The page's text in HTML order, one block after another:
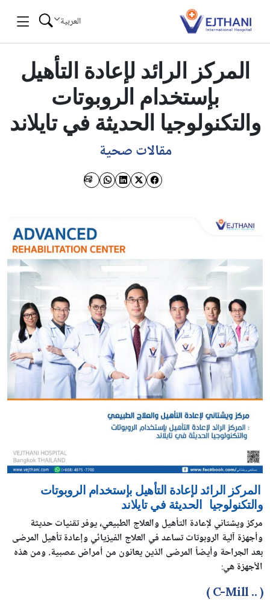
العربية
المركز الرائد لإعادة التأهيل
بإستخدام الروبوتات
والتكنولوجيا الحديثة في تايلاند
مقالات صحية
المركز الرائد لإعادة التأهيل بإستخدام الروبوتات
والتكنولوجيا الحديثة في تايلاند
مركز ويشتاني لإعادة التأهيل والعلاج الطبيعي، يوفر تقنيات حديثة
وأجهزة آلية الروبوتات تساعد في العلاج الفيزيائي وإعادة تأهيل المرضى
بعد الجراحة وأيضاً المرضى الذين يعانون من أمراض عصبية. ومن هذه
الأجهزةهي:
( .. C-Mill )